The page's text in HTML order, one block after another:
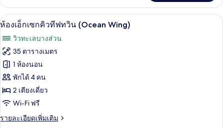
หรือ
ทวิน,
เตียง
เดี่ยว
เตียง,
ระเบียง,
วิว
ทะเล
เกี่ยว
กับ
ห้อง
เซ็ก
คิว
ทีฟ
ดับเบิล
หรือ
ทวิ
น,
เตียง
1
เปิด
ภาพถ่าย
ทั้งหมด
ของ
ห้อง
เอ็ก
เซก
คิว
มินิบาร์, ตู้นิรภัยในห้องพัก, โต๊ะทำงา
9
ห้องเอ็กเซกคิวทีฟทวิน (Ocean Wing)
วิวทะเลบางส่วน
35 ตารางเมตร
1 ห้องนอน
พักได้ 4 คน
2 เตียงเดี่ยว
Wi-Fi ฟรี
รายละเอียดเพิ่มเติม
ราย